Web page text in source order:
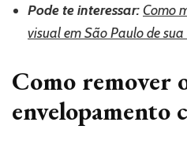
Pode te interessar:Como
visual em São Paulo de
Como remover
envelopamento